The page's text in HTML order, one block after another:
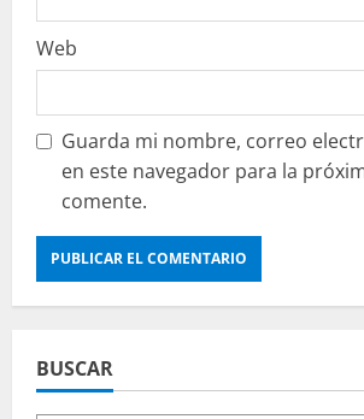
Web
Guarda mi nombre, correo
en este navegador para la
comente.
BUSCAR